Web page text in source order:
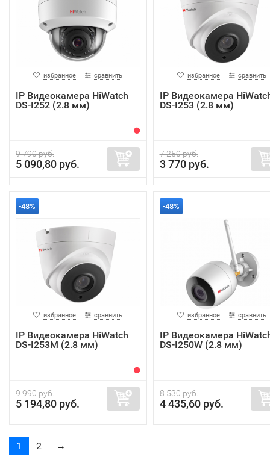
избранное сравнить
IP Видеокамера HiWatch
DS-I252 (2.8 мм)
9 790 руб.
5 090,80 руб.
избранное сравнить
IP Видеокамера
DS-I253 (2.8 мм)
7 250 руб.
3 770 руб.
-48%
избранное сравнить
IP Видеокамера HiWatch
DS-I253M (2.8 мм)
9 990 руб.
5 194,80 руб.
-48%
избранное сравнить
IP Видеокамера
DS-I250W (2.8 мм)
8 530 руб.
4 435,60 руб.
1 2 →